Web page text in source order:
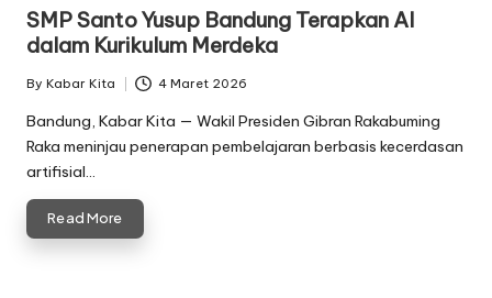
SMP Santo Yusup Bandung Terapkan AI
dalam Kurikulum Merdeka
Posted
by
By Kabar Kita 4 Maret 2026
Bandung, Kabar Kita — Wakil Presiden Gibran Rakabuming
Raka meninjau penerapan pembelajaran berbasis kecerdasan
artifisial…
Read More